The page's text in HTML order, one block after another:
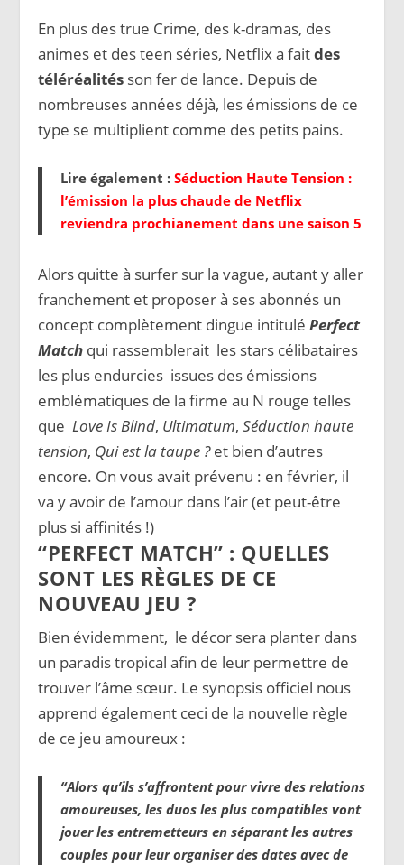
En plus des true Crime, des k-dramas, des
animes et des teen séries, Netflix a faitdes
téléréalités son fer de lance. Depuis de
nombreuses années déjà, les émissions de ce
type se multiplient comme des petits pains.
Lire également :Séduction Haute Tension :
l’émission la plus chaude de Netflix
reviendra prochianement dans une saison 5
Alors quitte à surfer sur la vague, autant y aller
franchement et proposer à ses abonnés un
concept complètement dingue intituléPerfect
Match qui rassemblerait les stars célibataires
les plus endurcies issues des émissions
emblématiques de la firme au N rouge telles
queLove Is Blind, Ultimatum,Séduction haute
tension, Qui est la taupe ?et bien d’autres
encore. On vous avait prévenu : en février, il
va y avoir de l’amour dans l’air (et peut-être
plus si affinités !)
“PERFECT MATCH” : QUELLES
SONT LES RÈGLES DE CE
NOUVEAU JEU ?
Bien évidemment, le décor sera planter dans
un paradis tropical afin de leur permettre de
trouver l’âme sœur. Le synopsis officiel nous
apprend également ceci de la nouvelle règle
de ce jeu amoureux :
“Alors qu’ils s’affrontent pour vivre des relations
amoureuses, les duos les plus compatibles vont
jouer les entremetteurs en séparant les autres
couples pour leur organiser des dates avec de